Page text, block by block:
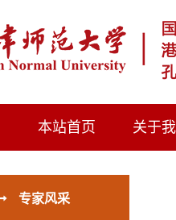
本站首页 关于
专家风采